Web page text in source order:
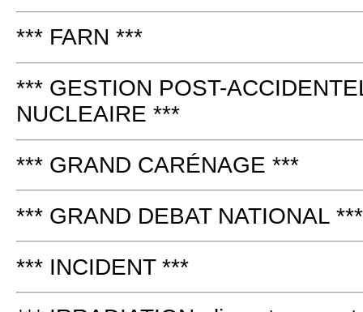
*** FARN ***
*** GESTION POST-
NUCLEAIRE ***
*** GRAND CARÉNAGE ***
*** GRAND DEBAT NATIONAL ***
*** INCIDENT ***